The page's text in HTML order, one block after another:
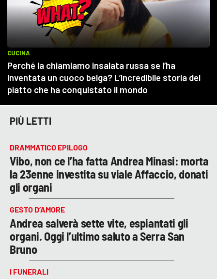
PIÙ LETTI
DRAMMATICO EPILOGO
Vibo, non ce l’ha fatta Andrea Minasi: morta
la 23enne investita su viale Affaccio, donati
gli organi
GESTO D’AMORE
Andrea salverà sette vite, espiantati gli
organi. Oggi l’ultimo saluto a Serra San
Bruno
I FUNERALI